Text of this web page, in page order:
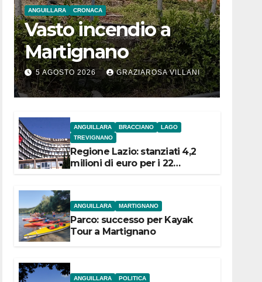
ANGUILLARA CRONACA
Vasto incendio a
Martignano
5 AGOSTO 2026 GRAZIAROSA VILLANI
ANGUILLARA BRACCIANO
LAGO
TREVIGNANO
Regione Lazio: stanziati 4,2
milioni di euro per i 22
ANGUILLARA MARTIGNANO
Parco: successo per Kayak
Tour a Martignano
ANGUILLARA POLITICA